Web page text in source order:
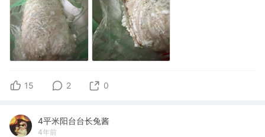
15 2 0
4平米阳台台长兔酱
4年前